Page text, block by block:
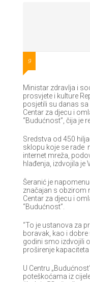
9
Ministar zdravlja i
prosvjete i kulture
posjetili su danas
Centar za djecu i
“Budućnost”, čija je
Sredstva od 450
sklopu koje se rade
internet mreža,
hlađenja, izdvojila je
Šeranić je
značajan s obzirom
Centar za djecu i
“Budućnost”.
“To je ustanova za
boravak, kao i
godini smo izdvojili
proširenje kapaciteta
U Centru
poteškoćama iz